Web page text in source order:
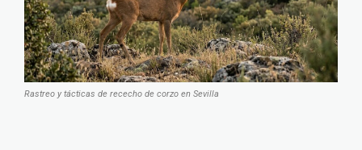
Rastreo y tácticas de rececho de corzo en Sevilla